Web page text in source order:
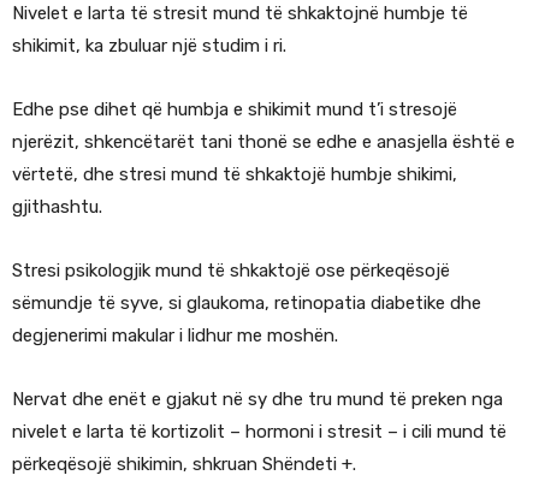
Nivelet e larta të stresit mund të shkaktojnë humbje të
shikimit, ka zbuluar një studim i ri.
Edhe pse dihet që humbja e shikimit mund t’i stresojë
njerëzit, shkencëtarët tani thonë se edhe e anasjella është e
vërtetë, dhe stresi mund të shkaktojë humbje shikimi,
gjithashtu.
Stresi psikologjik mund të shkaktojë ose përkeqësojë
sëmundje të syve, si glaukoma, retinopatia diabetike dhe
degjenerimi makular i lidhur me moshën.
Nervat dhe enët e gjakut në sy dhe tru mund të preken nga
nivelet e larta të kortizolit – hormoni i stresit – i cili mund të
përkeqësojë shikimin, shkruan Shëndeti +.